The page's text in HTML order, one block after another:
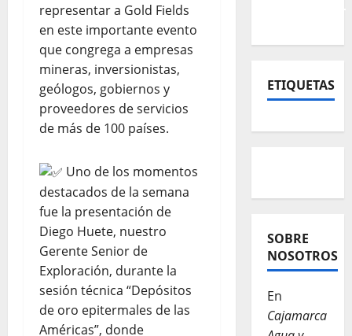
representar a Gold Fields
en este importante evento
que congrega a empresas
mineras, inversionistas,
geólogos, gobiernos y
proveedores de servicios
de más de 100 países.
Uno de los momentos
destacados de la semana
fue la presentación de
Diego Huete, nuestro
Gerente Senior de
Exploración, durante la
sesión técnica “Depósitos
de oro epitermales de las
Américas”, donde
ETIQUETAS
SOBRE
NOSOTROS
En
Cajamarca